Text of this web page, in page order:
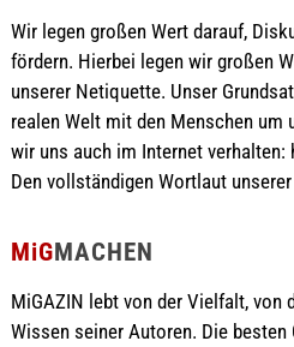
Wir legen großen Wert darauf,
fördern. Hierbei legen wir großen
unserer Netiquette. Unser
realen Welt mit den Menschen um
wir uns auch im Internet
Den vollständigen Wortlaut
MiGMACHEN
MiGAZIN lebt von der Vielfalt, von
Wissen seiner Autoren. Die